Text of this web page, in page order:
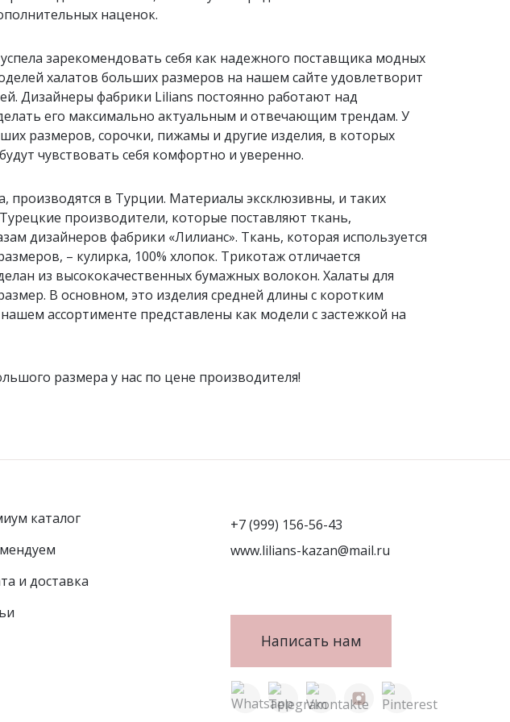
наценок.
зарекомендовать себя как надежного поставщика модных
халатов больших размеров на нашем сайте удовлетворит
Дизайнеры фабрики Lilians постоянно работают над
его максимально актуальным и отвечающим трендам. У
размеров, сорочки, пижамы и другие изделия, в которых
чувствовать себя комфортно и уверенно.
производятся в Турции. Материалы эксклюзивны, и таких
производители, которые поставляют ткань,
дизайнеров фабрики «Лилианс». Ткань, которая используется
– кулирка, 100% хлопок. Трикотаж отличается
из высококачественных бумажных волокон. Халаты для
В основном, это изделия средней длины с коротким
ассортименте представлены как модели с застежкой на
размера у нас по цене производителя!
каталог
и доставка
+7 (999) 156-56-43
www.lilians-kazan@mail.ru
Написать нам